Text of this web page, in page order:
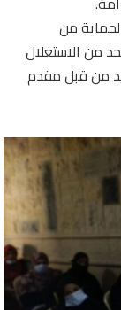
من
من الاستغلال
من قبل مقدم